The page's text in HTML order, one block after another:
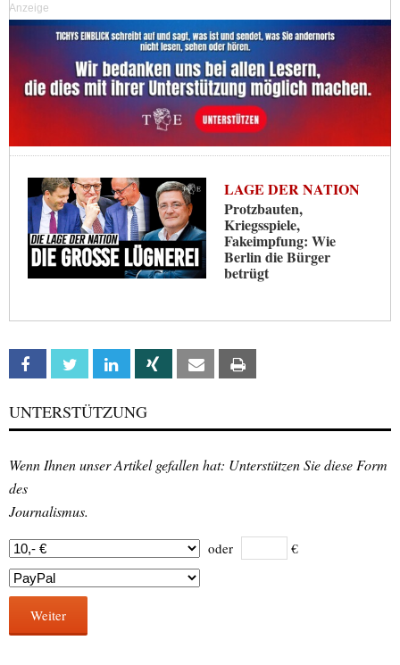
Anzeige
LAGE DER NATION
Protzbauten,
Kriegsspiele,
Fakeimpfung: Wie
Berlin die Bürger
betrügt
Facebook Twitter Linkedin Xing Email
UNTERSTÜTZUNG
Wenn Ihnen unser Artikel gefallen hat: Unterstützen Sie diese Form
des
Journalismus.
oder €
Weiter